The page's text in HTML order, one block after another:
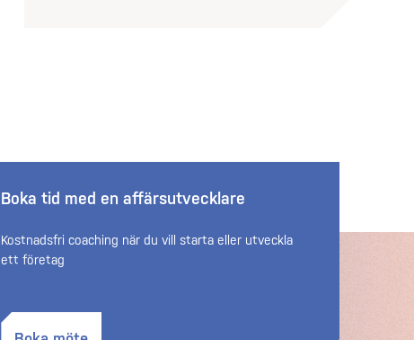
Boka tid med en affärsutvecklare
Kostnadsfri coaching när du vill starta eller utveckla
ett företag